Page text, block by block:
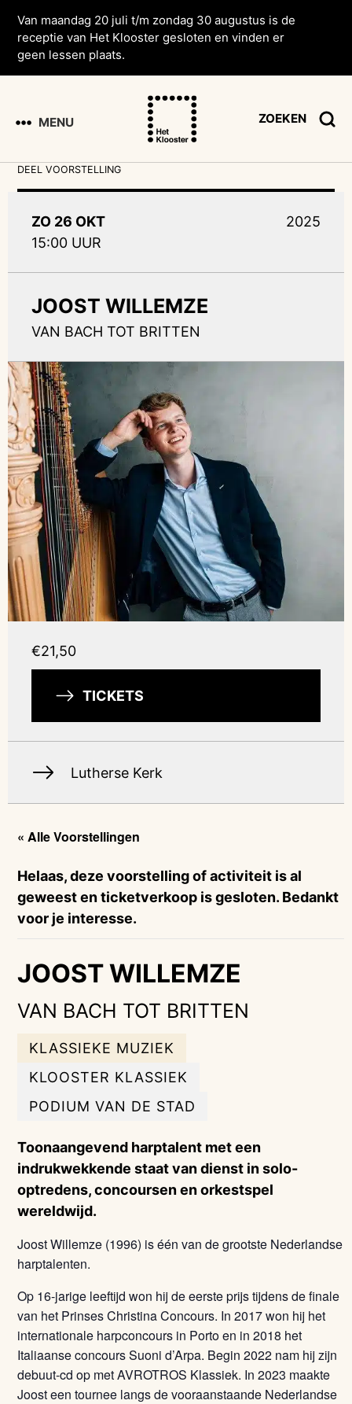
Van maandag 20 juli t/m zondag 30 augustus is de
receptie van Het Klooster gesloten en vinden er
geen lessen plaats.
MENU ZOEKEN
DEEL VOORSTELLING
« Alle Voorstellingen
Helaas, deze voorstelling of activiteit is al
geweest en ticketverkoop is gesloten. Bedankt
voor je interesse.
JOOST WILLEMZE
VAN BACH TOT BRITTEN
KLASSIEKE MUZIEK
KLOOSTER KLASSIEK
PODIUM VAN DE STAD
Toonaangevend harptalent met een
indrukwekkende staat van dienst in solo-
optredens, concoursen en orkestspel
wereldwijd.
Joost Willemze (1996) is één van de grootste Nederlandse
harptalenten.
Op 16-jarige leeftijd won hij de eerste prijs tijdens de finale
van het Prinses Christina Concours. In 2017 won hij het
internationale harpconcours in Porto en in 2018 het
Italiaanse concours Suoni d’Arpa. Begin 2022 nam hij zijn
debuut-cd op met AVROTROS Klassiek. In 2023 maakte
Joost een tournee langs de vooraanstaande Nederlandse
ZO 26 OKT
15:00 UUR
2025
JOOST WILLEMZE
VAN BACH TOT BRITTEN
€21,50
TICKETS
Lutherse Kerk